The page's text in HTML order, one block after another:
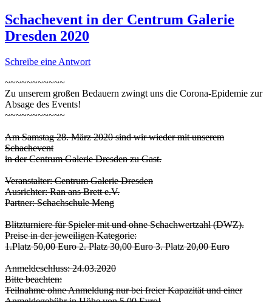
Schachevent in der Centrum Galerie
Dresden 2020
Schreibe eine Antwort
~~~~~~~~~~~
Zu unserem großen Bedauern zwingt uns die Corona-Epidemie zur
Absage des Events!
~~~~~~~~~~~
Am Samstag 28. März 2020 sind wir wieder mit unserem
Schachevent
in der Centrum Galerie Dresden zu Gast.
Veranstalter: Centrum Galerie Dresden
Ausrichter: Ran ans Brett e.V.
Partner: Schachschule Meng
Blitzturniere für Spieler mit und ohne Schachwertzahl (DWZ).
Preise in der jeweiligen Kategorie:
1.Platz 50,00 Euro 2. Platz 30,00 Euro 3. Platz 20,00 Euro
Anmeldeschluss: 24.03.2020
Bitte beachten:
Teilnahme ohne Anmeldung nur bei freier Kapazität und einer